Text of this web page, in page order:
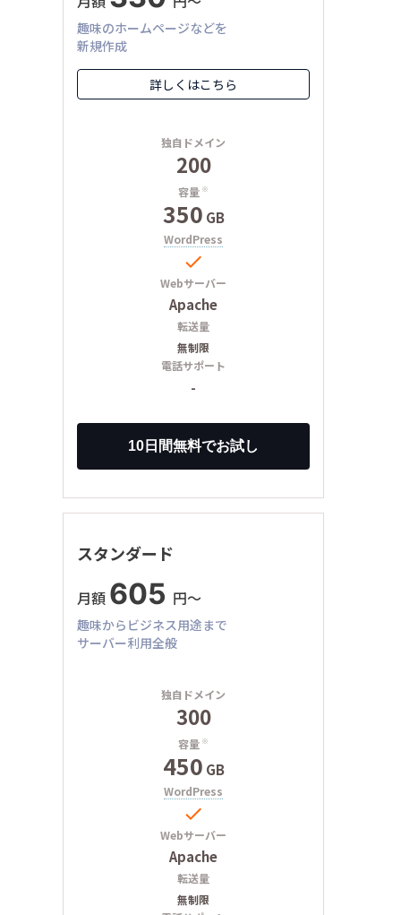
趣味のホームページなどを
新規作成
詳しくはこちら
独自ドメイン
200
容量 ※
350 GB
WordPress

Webサーバー
Apache
転送量
無制限
電話サポート
-
スタンダード
月額 605 円〜
趣味からビジネス用途まで
サーバー利用全般
独自ドメイン
300
容量 ※
450 GB
WordPress

Webサーバー
Apache
転送量
無制限